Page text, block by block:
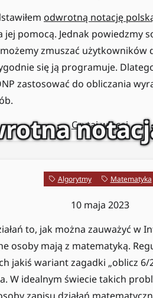
odwrotną notację
jej pomocą. Jednak powiedzmy
zmuszać użytkowników
się ją programuje.
zastosować do obliczania
Czytaj więcej
Algorytmy Matematyka
10 maja 2023
to, jak można zauważyć w
osoby mają z matematyką.
jakiś wariant zagadki „oblicz 6/
W idealnym świecie takich
zapisu działań